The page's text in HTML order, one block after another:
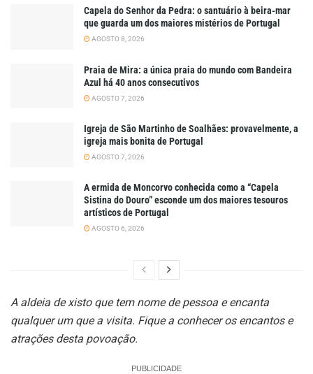
Capela do Senhor da Pedra: o santuário à beira-mar
que guarda um dos maiores mistérios de Portugal
AGOSTO 8, 2026
Praia de Mira: a única praia do mundo com Bandeira
Azul há 40 anos consecutivos
AGOSTO 7, 2026
Igreja de São Martinho de Soalhães: provavelmente, a
igreja mais bonita de Portugal
AGOSTO 7, 2026
A ermida de Moncorvo conhecida como a “Capela
Sistina do Douro” esconde um dos maiores tesouros
artísticos de Portugal
AGOSTO 6, 2026
A aldeia de xisto que tem nome de pessoa e encanta
qualquer um que a visita. Fique a conhecer os encantos e
atrações desta povoação.
PUBLICIDADE